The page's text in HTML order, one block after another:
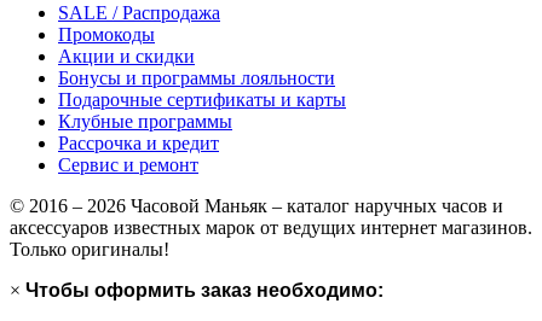
SALE / Распродажа
Промокоды
Акции и скидки
Бонусы и программы лояльности
Подарочные сертификаты и карты
Клубные программы
Рассрочка и кредит
Сервис и ремонт
© 2016 – 2026 Часовой Маньяк – каталог наручных часов и
аксессуаров известных марок от ведущих интернет магазинов.
Только оригиналы!
× Чтобы оформить заказ необходимо: